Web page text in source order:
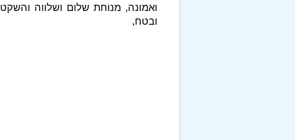
ואמונה, מנוחת שלום ושלווה והשקט
ובטח,